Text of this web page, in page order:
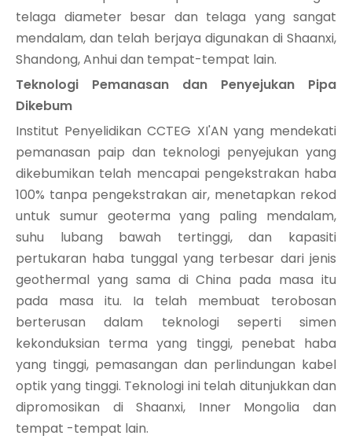
telaga diameter besar dan telaga yang sangat
mendalam, dan telah berjaya digunakan di Shaanxi,
Shandong, Anhui dan tempat-tempat lain.
Teknologi Pemanasan dan Penyejukan Pipa
Dikebum
Institut Penyelidikan CCTEG XI'AN yang mendekati
pemanasan paip dan teknologi penyejukan yang
dikebumikan telah mencapai pengekstrakan haba
100% tanpa pengekstrakan air, menetapkan rekod
untuk sumur geoterma yang paling mendalam,
suhu lubang bawah tertinggi, dan kapasiti
pertukaran haba tunggal yang terbesar dari jenis
geothermal yang sama di China pada masa itu
pada masa itu. Ia telah membuat terobosan
berterusan dalam teknologi seperti simen
kekonduksian terma yang tinggi, penebat haba
yang tinggi, pemasangan dan perlindungan kabel
optik yang tinggi. Teknologi ini telah ditunjukkan dan
dipromosikan di Shaanxi, Inner Mongolia dan
tempat -tempat lain.